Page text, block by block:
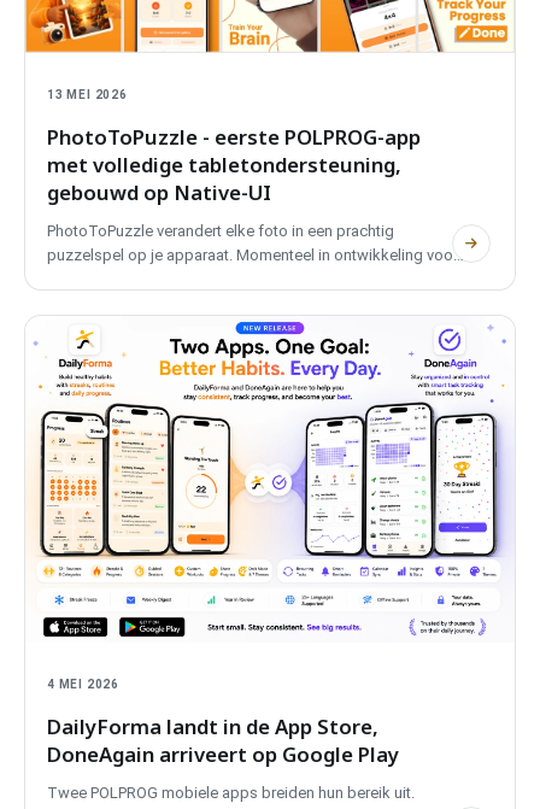
13 MEI 2026
PhotoToPuzzle - eerste POLPROG-app
met volledige tabletondersteuning,
gebouwd op Native-UI
PhotoToPuzzle verandert elke foto in een prachtig
puzzelspel op je apparaat. Momenteel in ontwikkeling voor
en adaptieve layouts, volledig gebouwd op het
design systeem. Gratis, privaat, volledig offline.
4 MEI 2026
DailyForma landt in de App Store,
DoneAgain arriveert op Google Play
Twee POLPROG mobiele apps breiden hun bereik uit.